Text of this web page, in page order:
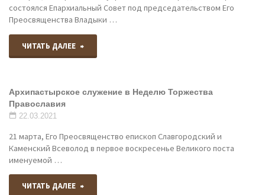
духовно-
патриотический
«Война
вера»"
состоялся Епархиальный Совет под председательством Его
Преосвященства Владыки …
ЧИТАТЬ ДАЛЕЕ "Состоялось
заседание
совета
епархии"
Архипастырское служение в Неделю Торжества
Православия
22.03.2021
21 марта, Его Преосвященство епископ Славгородский и
Каменский Всеволод в первое воскресенье Великого поста
именуемой …
ЧИТАТЬ ДАЛЕЕ "Архипастырское